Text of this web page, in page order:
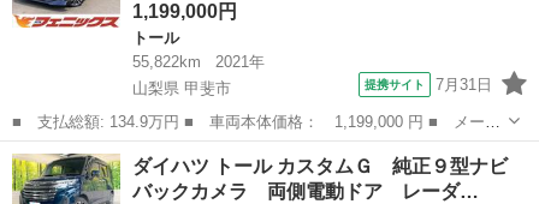
1,199,000円
トール
55,822km
2021年
山梨県 甲斐市
提携サイト 7月31日
■ 支払総額: 134.9万円 ■ 車両本体価格： 1,199,000 円 ■ メーカ
ー名： ダイハツ ■ 車種名： トール ■ グレード名： カスタム
Ｇ ターボ☆スマートアシスト☆両側電動ドア☆ＢＴ接続 ターボ☆
スマート...
山梨 甲斐市 トール
ダイハツ トール カスタムＧ 純正９型ナビ
バックカメラ 両側電動ドア レーダ…